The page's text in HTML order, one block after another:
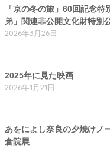
「京の冬の旅」60回記念特
弟」関連非公開文化財特別
2026年3月26日
2025年に見た映画
2026年1月21日
あをによし奈良の夕焼け
倉院展